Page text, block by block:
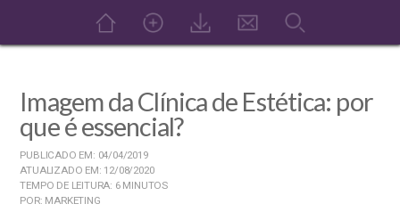
Imagem da Clínica de Estética: por
que é essencial?
PUBLICADO EM: 04/04/2019
ATUALIZADO EM: 12/08/2020
TEMPO DE LEITURA: 6 MINUTOS
POR: MARKETING